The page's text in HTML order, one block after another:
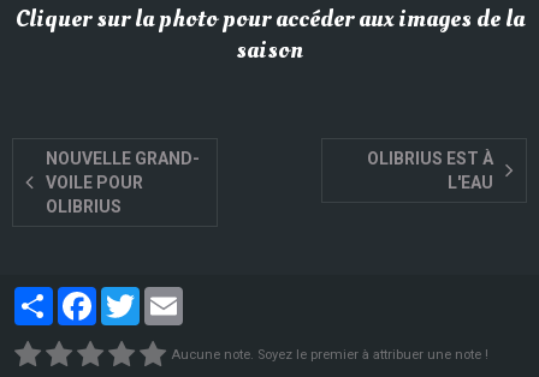
Cliquer sur la photo pour accéder aux images de la
saison
NOUVELLE GRAND-
VOILE POUR
OLIBRIUS
OLIBRIUS EST À
L'EAU
PartagerFacebook
Twitter
Aucune note. Soyez le premier à attribuer une note !